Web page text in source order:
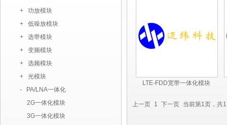
+ 功放模块
+ 低噪放模块
+ 选带模块
+ 变频模块
+ 选频模块
+ 光模块
- PA/LNA一体化
2G一体化模块
3G一体化模块
LTE-FDD宽带一体化模块
上一页 1 下一页 当前第1页，共